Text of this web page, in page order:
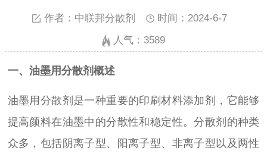
作者：中联邦分散剂
时间：2024-6-7
人气： 3589
一、油墨用分散剂概述
油墨用分散剂是一种重要的印刷材料添加剂，它能够
提高颜料在油墨中的分散性和稳定性。分散剂的种类
众多，包括阴离子型、阳离子型、非离子型以及两性